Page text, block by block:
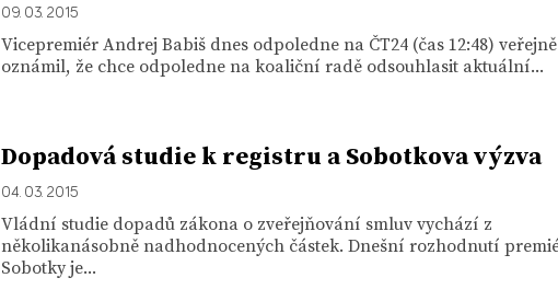
09. 03. 2015
Vicepremiér Andrej Babiš dnes odpoledne na ČT24 (čas 12:48) veřejně
oznámil, že chce odpoledne na koaliční radě odsouhlasit aktuální...
Dopadová studie k registru a Sobotkova výzva
04. 03. 2015
Vládní studie dopadů zákona o zveřejňování smluv vychází z
několikanásobně nadhodnocených částek. Dnešní rozhodnutí
Sobotky je...